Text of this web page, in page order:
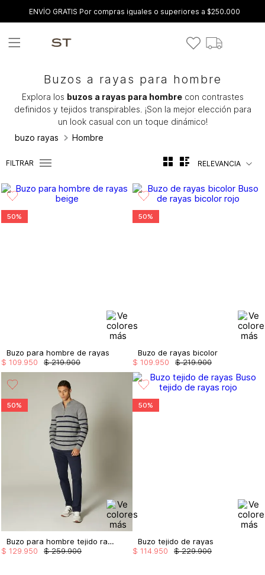
ENVÍO GRATIS Por compras iguales o superiores a $250.000
Buzos a rayas para hombre
Explora los buzos a rayas para hombrecon contrastes
definidos y tejidos transpirables. ¡Son la mejor elección para
un look casual con un toque dinámico!
buzo rayas
Hombre
FILTRAR RELEVANCIA
50%
Buzo para hombre de rayas
$ 219.900
$ 109 950
50%
Buzo de rayas bicolor
$ 219.900
$ 109 950
50%
Buzo para hombre tejido rayas
$ 259.900
$ 129 950
50%
Buzo tejido de rayas
$ 229.900
$ 114 950